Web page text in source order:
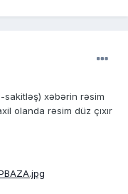
sakitləş) xəbərin rəsim
olanda rəsim düz çıxır